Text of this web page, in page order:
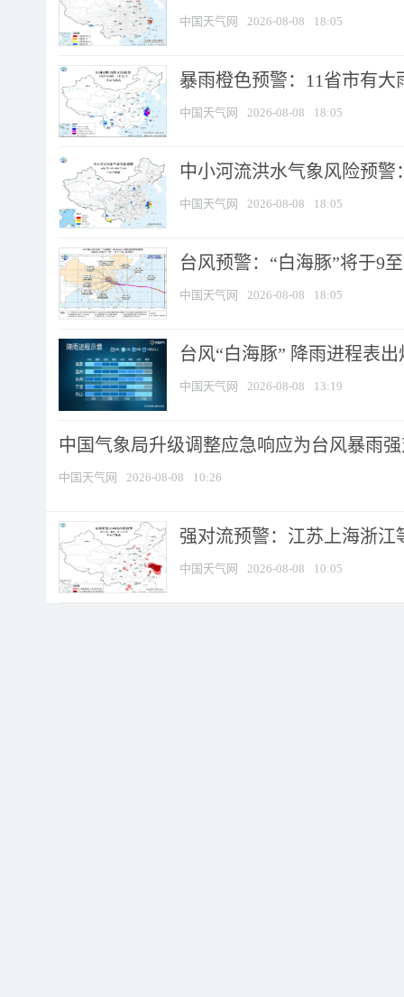
中国天气网 2026-08-08 18:05
暴雨橙色预警：11省市有
中国天气网 2026-08-08 18:05
中小河流洪水气象风险预
中国天气网 2026-08-08 18:05
台风预警：“白海豚”将于9
中国天气网 2026-08-08 18:05
台风“白海豚” 降雨进程表
中国天气网 2026-08-08 13:19
中国气象局升级调整应急响应为台风暴雨
中国天气网 2026-08-08 10:26
强对流预警：江苏上海浙江
中国天气网 2026-08-08 10:05